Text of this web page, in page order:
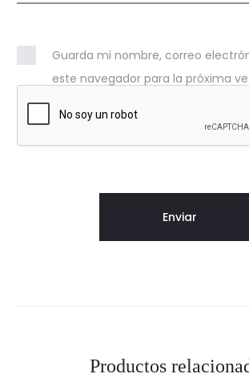
Guarda mi nombre, correo
este navegador para la próxima
Productos